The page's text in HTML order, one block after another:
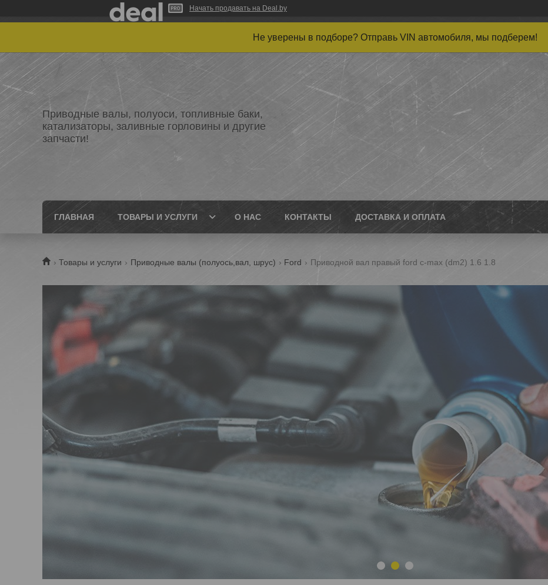
Начать продавать на Deal.by
Не уверены в подборе? Отправь VIN автомобиля, мы подберем!
Приводные валы, полуоси, топливные баки,
катализаторы, заливные горловины и другие
запчасти!
ГЛАВНАЯ ТОВАРЫ И УСЛУГИ О НАС КОНТАКТЫ ДОСТАВКА И ОПЛАТА
Товары и услуги Приводные валы (полуось,вал, шрус) Ford Приводной вал правый ford c-max (dm2) 1.6 1.8